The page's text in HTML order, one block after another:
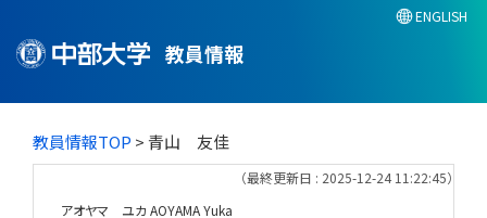
教員情報
ENGLISH
教員情報TOP > 青山 友佳
（最終更新日 : 2025-12-24 11:22:45）
アオヤマ ユカ AOYAMA Yuka